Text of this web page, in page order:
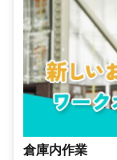
倉庫内作業